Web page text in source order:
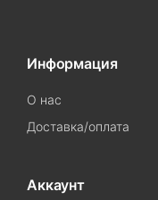
Информация
О нас
Доставка/оплата
Аккаунт